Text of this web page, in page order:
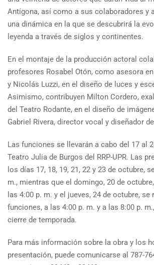
Antígona, así como a sus colaboradores y
una dinámica en la que se descubrirá la
leyenda a través de siglos y continentes.
En el montaje de la producción actoral
profesores Rosabel Otón, como asesora
y Nicolás Luzzi, en el diseño de luces y
Asimismo, contribuyen Milton Cordero,
del Teatro Rodante, en el diseño de
Gabriel Rivera, director vocal y diseñador
Las funciones se llevarán a cabo del 17 al
Teatro Julia de Burgos del RRP-UPR. Las
los días 17, 18, 19, 21, 22 y 23 de octubre,
m., mientras que el domingo, 20 de
las 4:00 p. m. y el jueves, 24 de octubre, se
funciones, a las 4:00 p. m. y a las 8:00 p.
cierre de temporada.
Para más información sobre la obra y los
presentación, puede comunicarse al 787-